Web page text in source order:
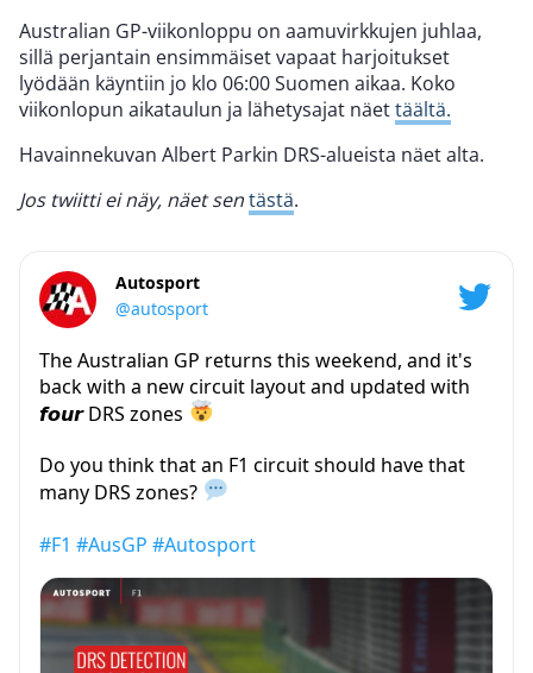
Australian GP-viikonloppu on aamuvirkkujen juhlaa,
sillä perjantain ensimmäiset vapaat harjoitukset
lyödään käyntiin jo klo 06:00 Suomen aikaa. Koko
viikonlopun aikataulun ja lähetysajat näettäältä.
Havainnekuvan Albert Parkin DRS-alueista näet alta.
Jos twiitti ei näy, näet sentästä.
Autosport
@autosport
The Australian GP returns this weekend, and it's
back with a new circuit layout and updated with
𝙛𝙤𝙪𝙧 DRS zones
Do you think that an F1 circuit should have that
many DRS zones?
#F1 #AusGP #Autosport